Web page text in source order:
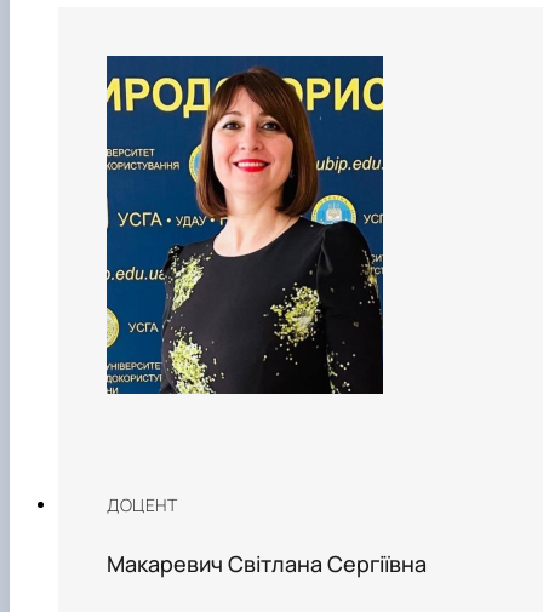
ДОЦЕНТ
Макаревич Світлана Сергіївна